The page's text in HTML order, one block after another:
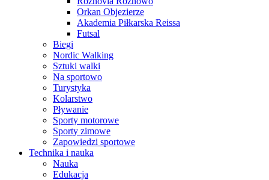
Orkan Objezierze
Akademia Piłkarska Reissa
Futsal
Biegi
Nordic Walking
Sztuki walki
Na sportowo
Turystyka
Kolarstwo
Pływanie
Sporty motorowe
Sporty zimowe
Zapowiedzi sportowe
Technika i nauka
Nauka
Edukacja